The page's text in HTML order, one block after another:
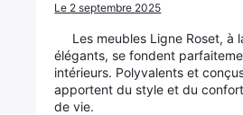
Le 2 septembre 2025
Les meubles Ligne Roset, à
élégants, se fondent
intérieurs. Polyvalents et
apportent du style et du
de vie.